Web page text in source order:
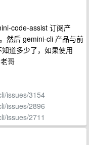
code-assist 订阅产
然后 gemini-cli 产品与前
道多少了，如果使用
哥
issues/3154
issues/2896
issues/2711